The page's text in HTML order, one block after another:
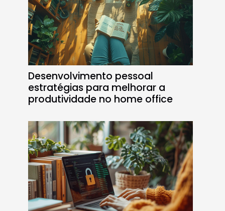
Desenvolvimento pessoal
estratégias para melhorar a
produtividade no home office